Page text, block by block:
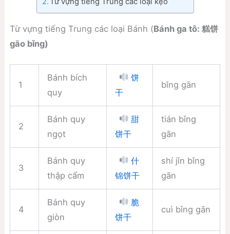
Từ vựng tiếng Trung các loại Bánh (Bánh ga tô: 糕饼
gāo bǐng)
1
Bánh bích
quy
饼
干
bǐng gān
2
Bánh quy
ngọt
甜
饼干
tián bǐng
gān
3
Bánh quy
thập cẩm
什
锦饼干
shí jǐn bǐng
gān
4
Bánh quy
giòn
脆
饼干
cuì bǐng gān